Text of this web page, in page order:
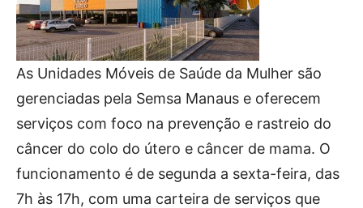
As Unidades Móveis de Saúde da Mulher são
gerenciadas pela Semsa Manaus e oferecem
serviços com foco na prevenção e rastreio do
câncer do colo do útero e câncer de mama. O
funcionamento é de segunda a sexta-feira, das
7h às 17h, com uma carteira de serviços que